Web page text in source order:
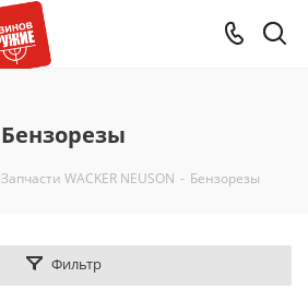
Бензорезы
Запчасти WACKER NEUSON - Бензорезы
Фильтр